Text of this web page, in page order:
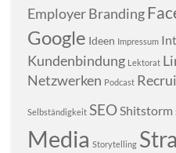
Employer Branding
Google Ideen Impressum
Kundenbindung Lektorat
Netzwerken Podcast
Selbständigkeit SEO Shitstorm
Media Storytelling